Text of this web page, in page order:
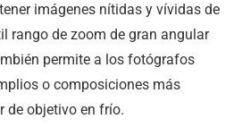
imágenes nítidas y vívidas de
rango de zoom de gran angular
permite a los fotógrafos
o composiciones más
de objetivo en frío.